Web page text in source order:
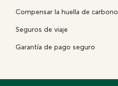
Compensar la huella de carbono
Seguros de viaje
Garantía de pago seguro